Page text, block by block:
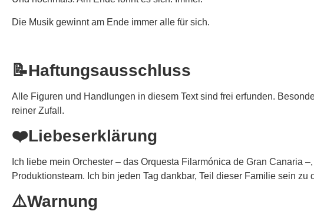
Die Musik gewinnt am Ende immer alle für sich.
📝Haftungsausschluss
Alle Figuren und Handlungen in diesem Text sind frei erfunden.
reiner Zufall.
❤️Liebeserklärung
Ich liebe mein Orchester – das Orquesta Filarmónica de Gran Canaria
Produktionsteam. Ich bin jeden Tag dankbar, Teil dieser Familie sein zu
⚠️Warnung